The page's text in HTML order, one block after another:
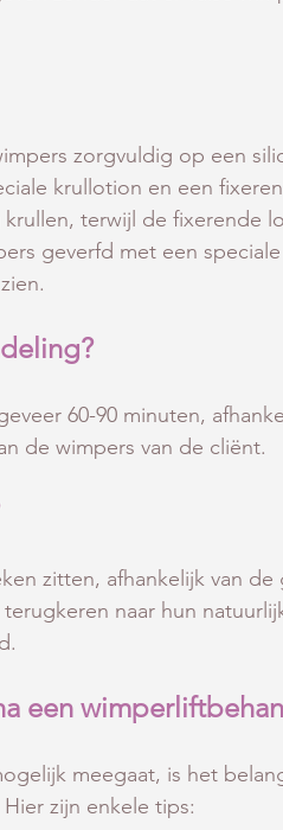
zorgvuldig op een
krullotion en een
terwijl de fixerende
geverfd met een
60-90 minuten,
de wimpers van de cliënt.
zitten, afhankelijk van de
naar hun
een
meegaat, is het
zijn enkele tips: